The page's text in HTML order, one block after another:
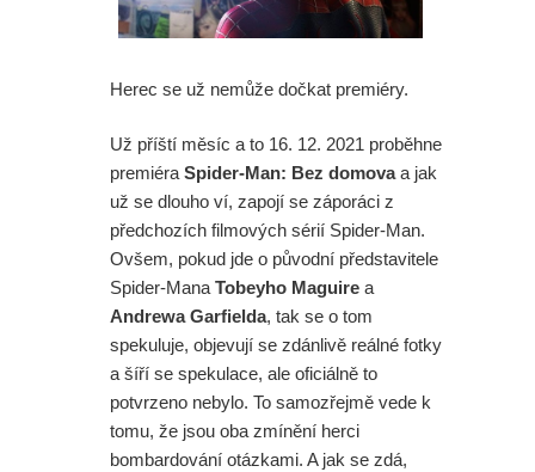
Herec se už nemůže dočkat premiéry.
Už příští měsíc a to 16. 12. 2021 proběhne
premiéra Spider-Man: Bez domovaa jak
už se dlouho ví, zapojí se záporáci z
předchozích filmových sérií Spider-Man.
Ovšem, pokud jde o původní představitele
Spider-Mana Tobeyho Maguire a
Andrewa Garfielda, tak se o tom
spekuluje, objevují se zdánlivě reálné fotky
a šíří se spekulace, ale oficiálně to
potvrzeno nebylo. To samozřejmě vede k
tomu, že jsou oba zmínění herci
bombardování otázkami. A jak se zdá,